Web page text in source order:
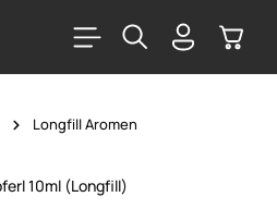
Longfill Aromen